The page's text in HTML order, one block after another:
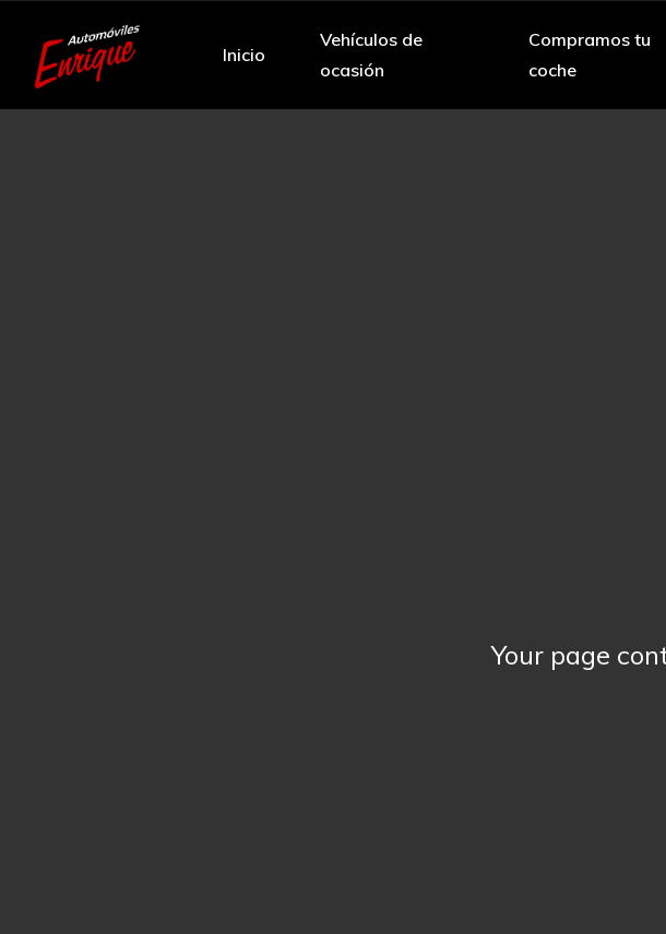
Inicio
Vehículos de
ocasión
Compramos tu
coche
Your page